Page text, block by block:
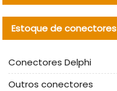
Estoque de conectores
Conectores Delphi
Outros conectores